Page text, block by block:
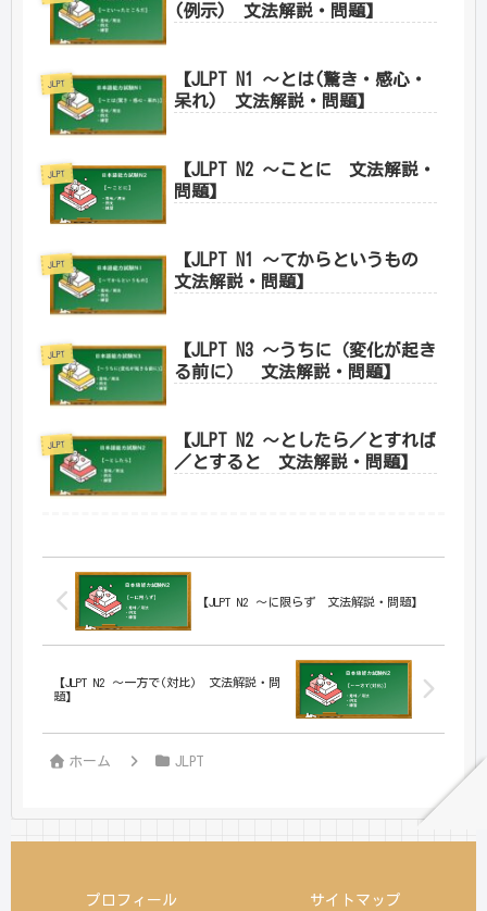
(例示) 文法解説・問題】
JLPT
【JLPT N1 ～とは(驚き・感心・
呆れ) 文法解説・問題】
JLPT
【JLPT N2 ～ことに 文法解説・
問題】
JLPT
【JLPT N1 ～てからというもの
文法解説・問題】
JLPT
【JLPT N3 ～うちに（変化が起き
る前に） 文法解説・問題】
JLPT
【JLPT N2 ～としたら／とすれば
／とすると 文法解説・問題】
【JLPT N2 ～に限らず 文法解説・問題】
【JLPT N2 ～一方で(対比) 文法解説・問
題】
ホーム JLPT
プロフィール サイトマップ